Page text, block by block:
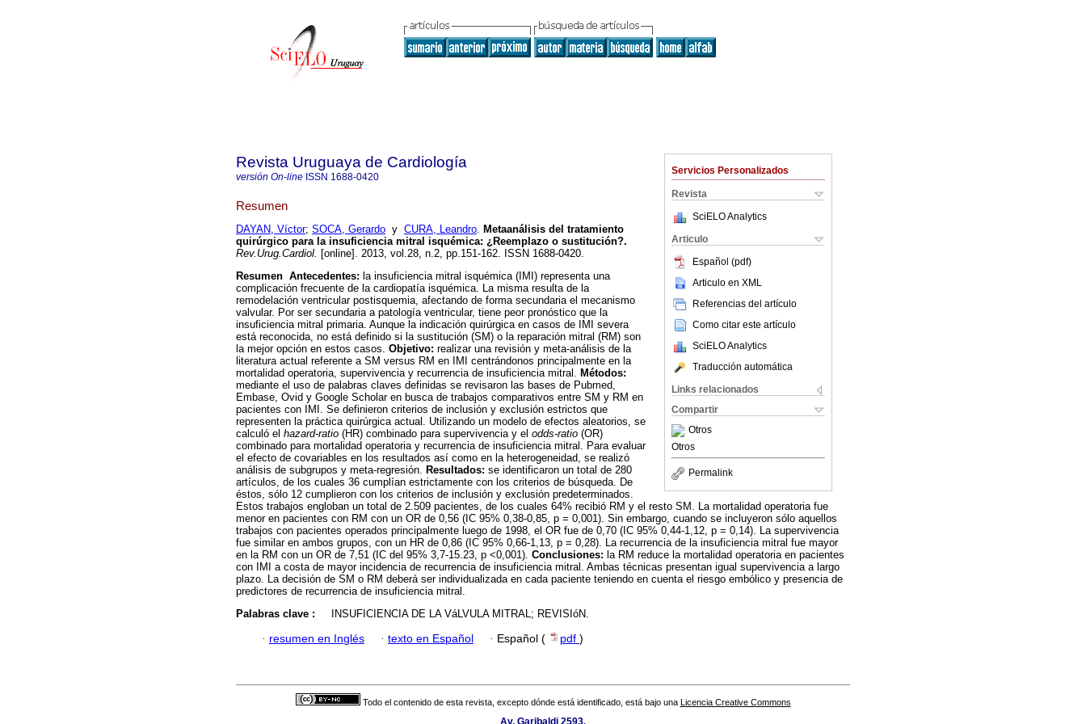
Servicios Personalizados
Revista
SciELO Analytics
Articulo
Español (pdf)
Articulo en XML
Referencias del artículo
Como citar este artículo
SciELO Analytics
Traducción automática
Links relacionados
Compartir
Otros
Otros
Permalink
Revista Uruguaya de Cardiología
versión On-line ISSN 1688-0420
Resumen
DAYAN, Víctor; SOCA, Gerardo y CURA, Leandro. Metaanálisis del tratamiento
quirúrgico para la insuficiencia mitral isquémica: ¿Reemplazo o sustitución?.
Rev.Urug.Cardiol. [online]. 2013, vol.28, n.2, pp.151-162. ISSN 1688-0420.
Resumen Antecedentes: la insuficiencia mitral isquémica (IMI) representa una
complicación frecuente de la cardiopatía isquémica. La misma resulta de la
remodelación ventricular postisquemia, afectando de forma secundaria el mecanismo
valvular. Por ser secundaria a patología ventricular, tiene peor pronóstico que la
insuficiencia mitral primaria. Aunque la indicación quirúrgica en casos de IMI severa
está reconocida, no está definido si la sustitución (SM) o la reparación mitral (RM) son
la mejor opción en estos casos. Objetivo: realizar una revisión y meta-análisis de la
literatura actual referente a SM versus RM en IMI centrándonos principalmente en la
mortalidad operatoria, supervivencia y recurrencia de insuficiencia mitral. Métodos:
mediante el uso de palabras claves definidas se revisaron las bases de Pubmed,
Embase, Ovid y Google Scholar en busca de trabajos comparativos entre SM y RM en
pacientes con IMI. Se definieron criterios de inclusión y exclusión estrictos que
representen la práctica quirúrgica actual. Utilizando un modelo de efectos aleatorios, se
calculó el hazard-ratio (HR) combinado para supervivencia y el odds-ratio (OR)
combinado para mortalidad operatoria y recurrencia de insuficiencia mitral. Para evaluar
el efecto de covariables en los resultados así como en la heterogeneidad, se realizó
análisis de subgrupos y meta-regresión. Resultados: se identificaron un total de 280
artículos, de los cuales 36 cumplían estrictamente con los criterios de búsqueda. De
éstos, sólo 12 cumplieron con los criterios de inclusión y exclusión predeterminados.
Estos trabajos engloban un total de 2.509 pacientes, de los cuales 64% recibió RM y el resto SM. La mortalidad operatoria fue
menor en pacientes con RM con un OR de 0,56 (IC 95% 0,38-0,85, p = 0,001). Sin embargo, cuando se incluyeron sólo aquellos
trabajos con pacientes operados principalmente luego de 1998, el OR fue de 0,70 (IC 95% 0,44-1,12, p = 0,14). La supervivencia
fue similar en ambos grupos, con un HR de 0,86 (IC 95% 0,66-1,13, p = 0,28). La recurrencia de la insuficiencia mitral fue mayor
en la RM con un OR de 7,51 (IC del 95% 3,7-15.23, p <0,001). Conclusiones: la RM reduce la mortalidad operatoria en pacientes
con IMI a costa de mayor incidencia de recurrencia de insuficiencia mitral. Ambas técnicas presentan igual supervivencia a largo
plazo. La decisión de SM o RM deberá ser individualizada en cada paciente teniendo en cuenta el riesgo embólico y presencia de
predictores de recurrencia de insuficiencia mitral.
Palabras clave :
INSUFICIENCIA DE LA VáLVULA MITRAL; REVISIóN.
· resumen en Inglés · texto en Español · Español ( pdf )
Todo el contenido de esta revista, excepto dónde está identificado, está bajo una Licencia Creative Commons
Av. Garibaldi 2593.